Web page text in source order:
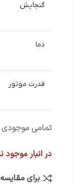
گنجایش
دما
قدرت موتور
تمامی موجودی
در انبار
برای